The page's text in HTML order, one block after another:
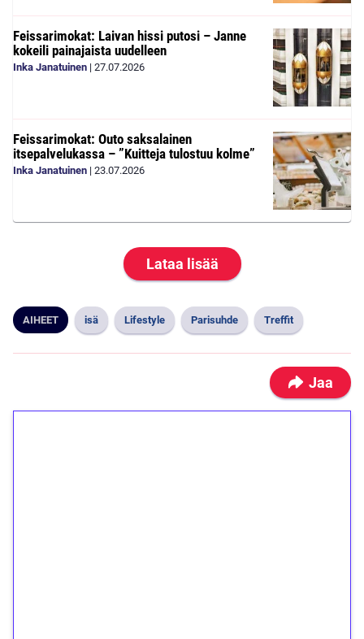
Feissarimokat: Laivan hissi putosi – Janne
kokeili painajaista uudelleen
Inka Janatuinen | 27.07.2026
Feissarimokat: Outo saksalainen
itsepalvelukassa – ”Kuitteja tulostuu kolme”
Inka Janatuinen | 23.07.2026
Lataa lisää
AIHEET isä Lifestyle Parisuhde Treffit
Jaa